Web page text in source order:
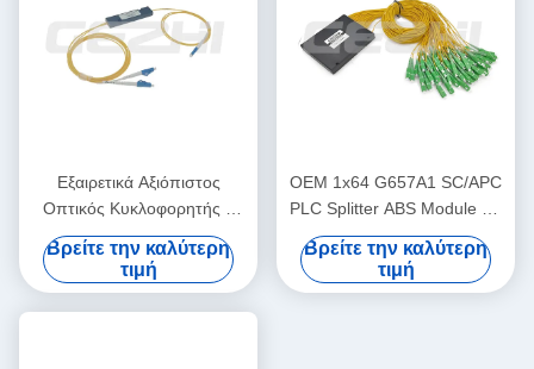
Εξαιρετικά Αξιόπιστος
Οπτικός Κυκλοφορητής 3
Θυρών σε Κουτί ABS με
Σύνδεσμο SC
Βρείτε την καλύτερη
τιμή
OEM 1x64 G657A1 SC/APC
PLC Splitter ABS Module για
δίκτυα FTTH PON
Βρείτε την καλύτερη
τιμή